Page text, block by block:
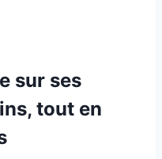
sur ses
tout en